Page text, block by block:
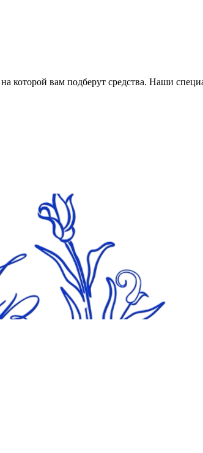
которой вам подберут средства. Наши